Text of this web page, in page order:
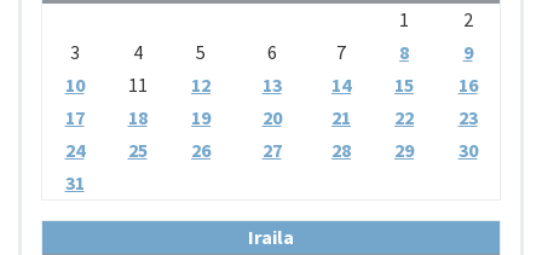
1
2
3
4 5 6 7 8
9
10
11 12 13 14 15
16
17
18 19 20 21 22
23
24
25 26 27 28 29
30
31
Iraila